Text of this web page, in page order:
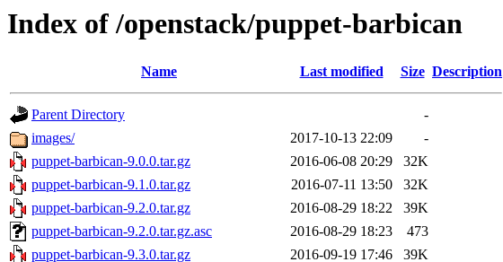
Index of /openstack/puppet-barbican
Name Last modified Size Description
Parent Directory
-
images/
2017-10-13 22:09
-
puppet-barbican-9.0.0.tar.gz
2016-06-08 20:29
32K
puppet-barbican-9.1.0.tar.gz
2016-07-11 13:50
32K
puppet-barbican-9.2.0.tar.gz
2016-08-29 18:22
39K
puppet-barbican-9.2.0.tar.gz.asc
2016-08-29 18:23
473
puppet-barbican-9.3.0.tar.gz
2016-09-19 17:46
39K